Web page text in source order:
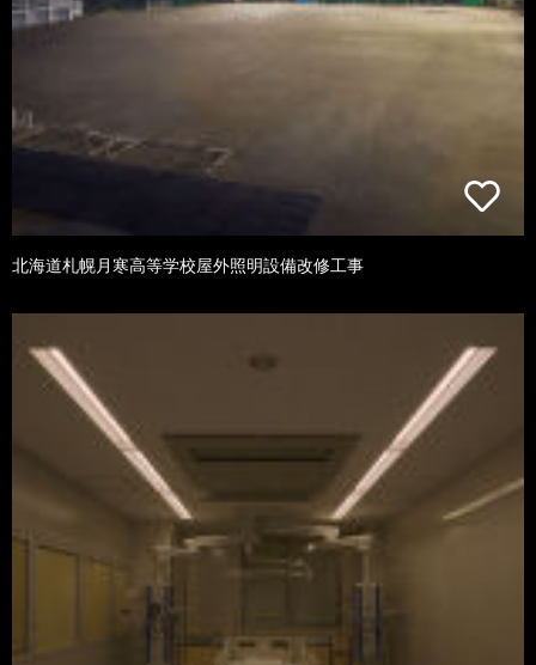
北海道札幌月寒高等学校屋外照明設備改修工事